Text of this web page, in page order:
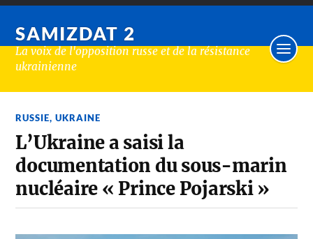
SAMIZDAT 2
La voix de l'opposition russe et de la résistance
ukrainienne
RUSSIE,UKRAINE
L’Ukraine a saisi la
documentation du sous-marin
nucléaire « Prince Pojarski »